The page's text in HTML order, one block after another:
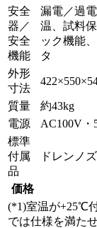
安全
器／
安全
機能
漏電／過
温、試料
ック機能
タ
外形
寸法
質量
約43kg
電源
AC100V・
標準
付属
品
ドレンノ
価格
(*1)室温が+25℃
では仕様を満た